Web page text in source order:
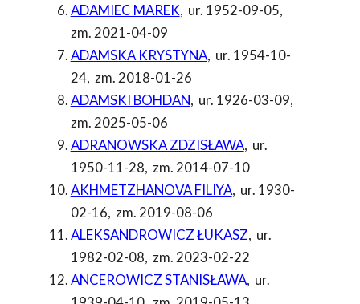
ADAMIEC MAREK, ur. 1952-09-05,
zm. 2021-04-09
ADAMSKA KRYSTYNA, ur. 1954-10-
24, zm. 2018-01-26
ADAMSKI BOHDAN, ur. 1926-03-09,
zm. 2025-05-06
ADRANOWSKA ZDZISŁAWA, ur.
1950-11-28, zm. 2014-07-10
AKHMETZHANOVA FILIYA, ur. 1930-
02-16, zm. 2019-08-06
ALEKSANDROWICZ ŁUKASZ, ur.
1982-02-08, zm. 2023-02-22
ANCEROWICZ STANISŁAWA, ur.